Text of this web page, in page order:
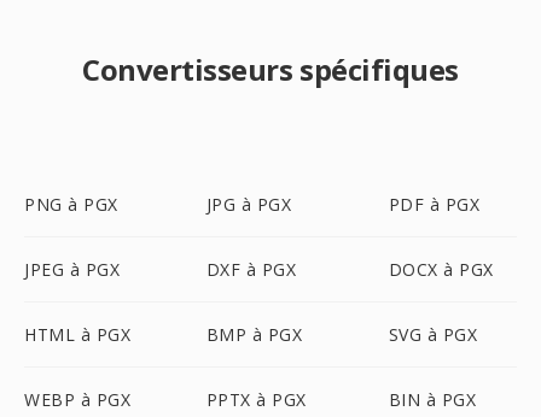
Convertisseurs spécifiques
PNG à PGX JPG à PGX PDF à PGX
JPEG à PGX DXF à PGX DOCX à PGX
HTML à PGX BMP à PGX SVG à PGX
WEBP à PGX PPTX à PGX BIN à PGX